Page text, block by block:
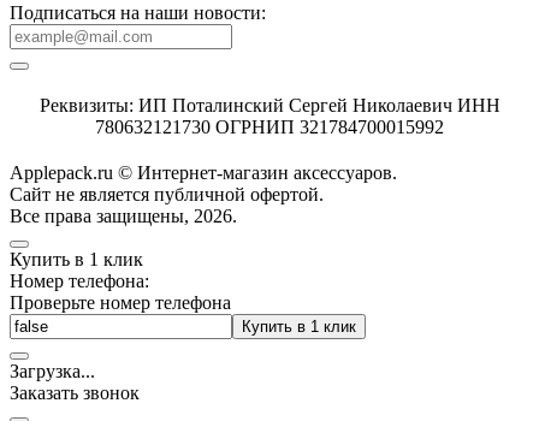
Подписаться на наши новости:
Реквизиты: ИП Поталинский Сергей Николаевич ИНН
780632121730 ОГРНИП 321784700015992
Applepack.ru © Интернет-магазин аксессуаров.
Cайт не является публичной офертой.
Все права защищены, 2026.
Купить в 1 клик
Номер телефона:
Проверьте номер телефона
Купить в 1 клик
Загрузка...
Заказать звонок